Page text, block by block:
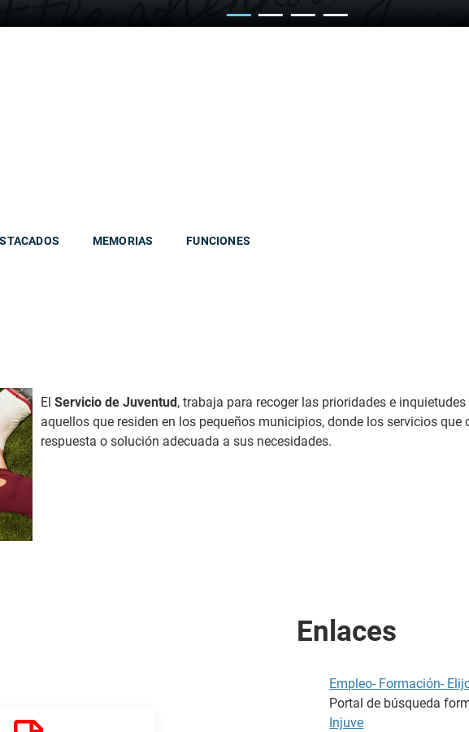
MEMORIAS FUNCIONES
ElServicio de Juventud, trabaja para recoger las prioridades e
aquellos que residen en los pequeños municipios, donde los servicios
respuesta o solución adecuada a sus necesidades.
Enlaces
Empleo- Formación-
Portal de búsqueda
Injuve